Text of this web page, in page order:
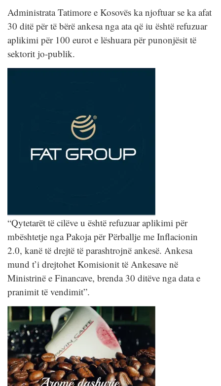
Administrata Tatimore e Kosovës ka njoftuar se ka afat
30 ditë për të bërë ankesa nga ata që iu është refuzuar
aplikimi për 100 eurot e lëshuara për punonjësit të
sektorit jo-publik.
“Qytetarët të cilëve u është refuzuar aplikimi për
mbështetje nga Pakoja për Përballje me Inflacionin
2.0, kanë të drejtë të parashtrojnë ankesë. Ankesa
mund t’i drejtohet Komisionit të Ankesave në
Ministrinë e Financave, brenda 30 ditëve nga data e
pranimit të vendimit”.